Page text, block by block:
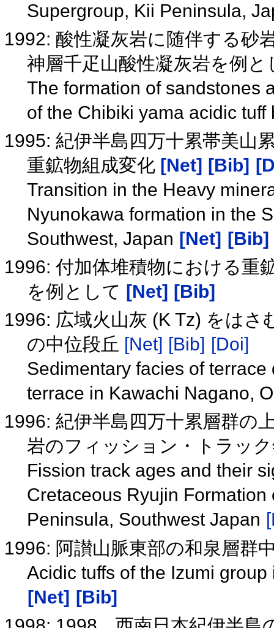
Supergroup, Kii Peninsula,
1992: 酸性凝灰岩に随伴する砂
神層千疋山酸性凝灰岩を例
The formation of sandstones
of the Chibiki yama acidic
1995: 紀伊半島四万十累帯美山
重鉱物組成変化 [Net] [Bib]
Transition in the Heavy
Nyunokawa formation in the
Southwest, Japan [Net]
[Bib]
1996: 付加体堆積物における重
を例として [Net] [Bib]
1996: 広域火山灰 (K Tz) をはさ
の中位段丘 [Net] [Bib] [Doi]
Sedimentary facies of
terrace in Kawachi Nagano,
1996: 紀伊半島四万十累層群の
岩のフィッション・トラッ
Fission track ages and their
Cretaceous Ryujin
Peninsula, Southwest Japan
1996: 阿讃山脈東部の和泉層群
Acidic tuffs of the Izumi
[Net] [Bib]